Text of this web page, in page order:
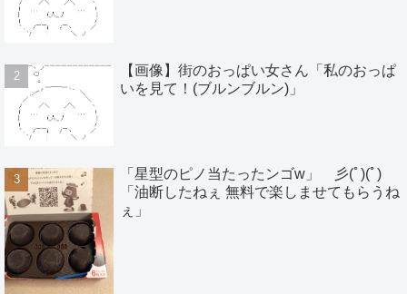
【画像】街のおっぱい女さん「私のおっぱ
いを見て！(ブルンブルン)」
「星型のピノ当たったンゴw」 彡(ﾟ)(ﾟ)
「油断したねぇ 無料で楽しませてもらうね
ぇ」